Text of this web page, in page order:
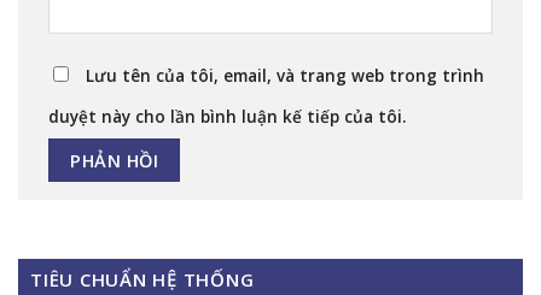
Lưu tên của tôi, email, và trang web trong trình
duyệt này cho lần bình luận kế tiếp của tôi.
TIÊU CHUẨN HỆ THỐNG